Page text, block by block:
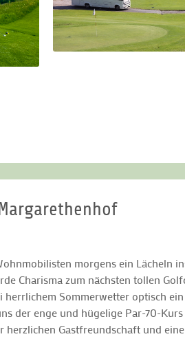
morgens ein Lächeln
Charisma zum nächsten tollen
herrlichem Sommerwetter optisch
der enge und hügelige Par-70-
Gastfreundschaft und